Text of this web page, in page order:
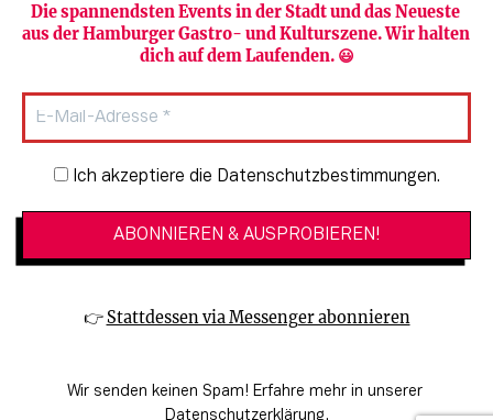
Die spannendsten Events in der Stadt und das Neueste
aus der Hamburger Gastro- und Kulturszene. Wir halten
dich auf dem Laufenden. 😃
Newsletter-Anmeldung
Ich akzeptiere die Datenschutzbestimmungen.
👉 Stattdessen via Messenger abonnieren
Wir senden keinen Spam! Erfahre mehr in unserer
Datenschutzerklärung.
Newsletter abonnieren
HAMBURG PUR
🔗 Kinoprogramm
🔗 Genuss-Guide Hamburg
Datenschutzbestimmungen
Barrierefreiheitserklärung